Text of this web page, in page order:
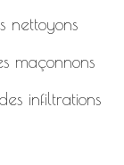
nettoyons
maçonnons
infiltrations